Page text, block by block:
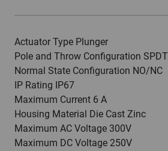
Actuator Type Plunger
Pole and Throw Configuration SPDT
Normal State Configuration NO/NC
IP Rating IP67
Maximum Current 6 A
Housing Material Die Cast Zinc
Maximum AC Voltage 300V
Maximum DC Voltage 250V